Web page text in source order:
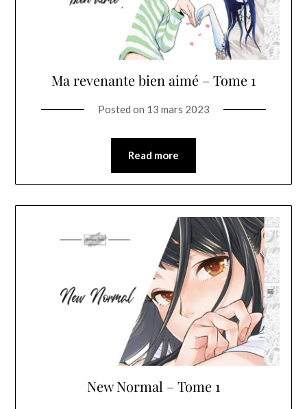
Ma revenante bien aimé – Tome 1
Posted on 13 mars 2023
Read more
New Normal – Tome 1